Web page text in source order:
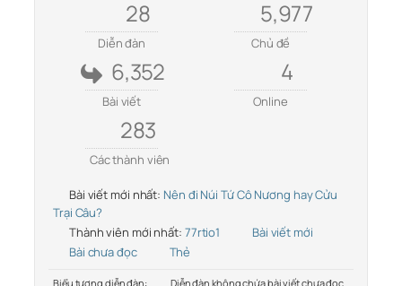
28
Diễn đàn
5,977
Chủ đề
6,352
Bài viết
4
Online
283
Các thành viên
Bài viết mới nhất: Nên đi Núi Tứ Cô Nương hay Cửu
Trại Câu?
Thành viên mới nhất: 77rtio1
Bài viết mới
Bài chưa đọc
Thẻ
Biểu tượng diễn đàn: Diễn đàn không chứa bài viết chưa đọc